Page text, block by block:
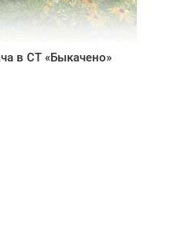
в СТ «Быкачено»